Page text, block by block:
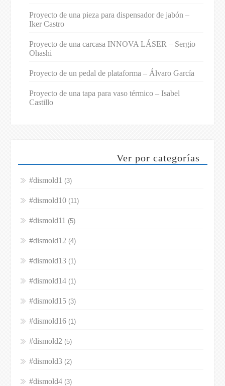
Proyecto de una pieza para dispensador de jabón –
Iker Castro
Proyecto de una carcasa INNOVA LÁSER – Sergio
Ohashi
Proyecto de un pedal de plataforma – Álvaro García
Proyecto de una tapa para vaso térmico – Isabel
Castillo
Ver por categorías
#dismold1 (3)
#dismold10(11)
#dismold11 (5)
#dismold12 (4)
#dismold13(1)
#dismold14(1)
#dismold15(3)
#dismold16(1)
#dismold2 (5)
#dismold3(2)
#dismold4(3)